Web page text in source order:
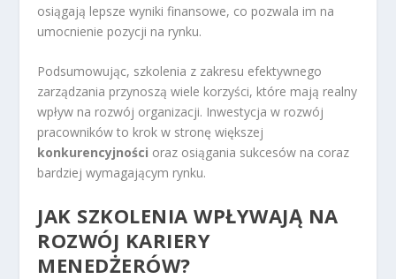
osiągają lepsze wyniki finansowe, co pozwala im na
umocnienie pozycji na rynku.
Podsumowując, szkolenia z zakresu efektywnego
zarządzania przynoszą wiele korzyści, które mają realny
wpływ na rozwój organizacji. Inwestycja w rozwój
pracowników to krok w stronę większej
konkurencyjności oraz osiągania sukcesów na coraz
bardziej wymagającym rynku.
JAK SZKOLENIA WPŁYWAJĄ NA
ROZWÓJ KARIERY
MENEDŻERÓW?